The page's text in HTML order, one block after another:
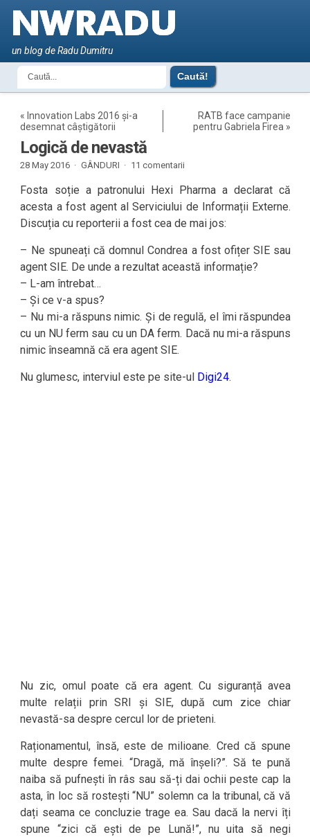
un blog de Radu Dumitru
« Innovation Labs 2016 și-a
desemnat câștigătorii
RATB face campanie
pentru Gabriela Firea »
Logică de nevastă
28 May 2016 · GÂNDURI · 11 comentarii
Fosta soție a patronului Hexi Pharma a declarat că
acesta a fost agent al Serviciului de Informații Externe.
Discuția cu reporterii a fost cea de mai jos:
– Ne spuneați că domnul Condrea a fost ofițer SIE sau
agent SIE. De unde a rezultat această informație?
– L-am întrebat…
– Și ce v-a spus?
– Nu mi-a răspuns nimic. Și de regulă, el îmi răspundea
cu un NU ferm sau cu un DA ferm. Dacă nu mi-a răspuns
nimic înseamnă că era agent SIE.
Nu glumesc, interviul este pe site-ul Digi24.
Nu zic, omul poate că era agent. Cu siguranță avea
multe relații prin SRI și SIE, după cum zice chiar
nevastă-sa despre cercul lor de prieteni.
Raționamentul, însă, este de milioane. Cred că spune
multe despre femei. “Dragă, mă înșeli?”. Să te pună
naiba să pufnești în râs sau să-ți dai ochii peste cap la
asta, în loc să rostești “NU” solemn ca la tribunal, că vă
dați seama ce concluzie trage ea. Sau dacă la nervi îți
spune “zici că ești de pe Lună!”, nu uita să negi